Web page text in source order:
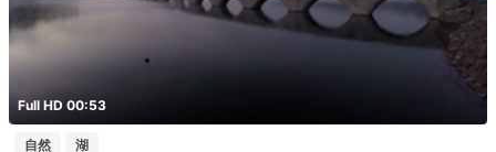
Full HD 00:53
自然 湖